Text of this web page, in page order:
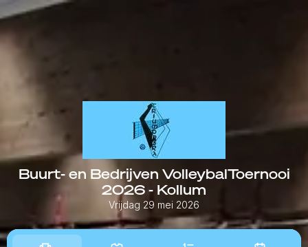
Buurt- en Bedrijven VolleybalToernooi
2026 - Kollum
Vrijdag 29 mei 2026